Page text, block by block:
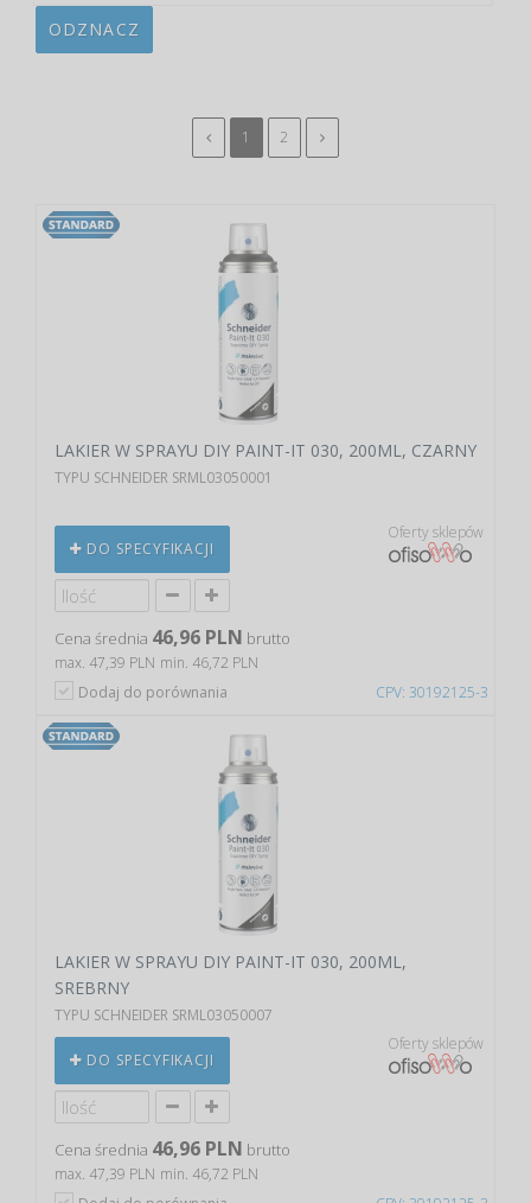
ODZNACZ
1 2
CPV: 30192125-3
LAKIER W SPRAYU DIY PAINT-IT 030, 200ML, CZARNY
TYPU SCHNEIDER SRML03050001
DO SPECYFIKACJI
Oferty sklepów
Cena średnia 46,96 PLN brutto
max. 47,39 PLN min. 46,72 PLN
Dodaj do porównania
LAKIER W SPRAYU DIY PAINT-IT 030, 200ML,
SREBRNY
TYPU SCHNEIDER SRML03050007
DO SPECYFIKACJI
Oferty sklepów
Cena średnia 46,96 PLN brutto
max. 47,39 PLN min. 46,72 PLN